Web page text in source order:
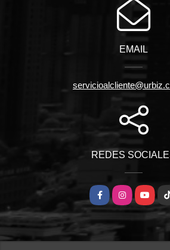
EMAIL
REDES
FacebookInstagram